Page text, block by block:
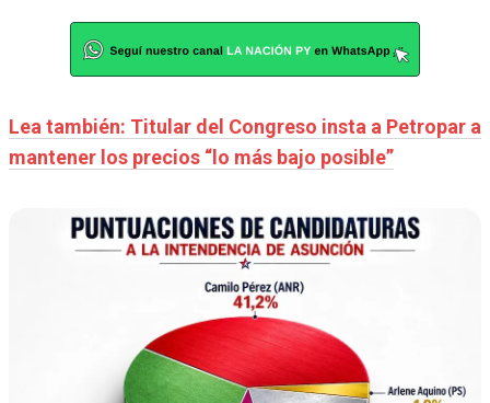
Lea también: Titular del Congreso insta a Petropar a
mantener los precios “lo más bajo posible”